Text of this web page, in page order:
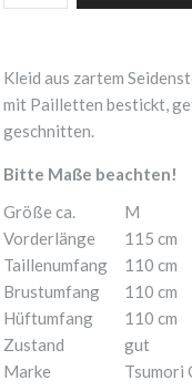
Kleid aus zartem
mit Pailletten bestickt,
geschnitten.
Bitte Maße beachten!
Größe ca.
Vorderlänge
Taillenumfang
Brustumfang
Hüftumfang
Zustand
Marke
M
115 cm
110 cm
110 cm
110 cm
gut
Tsumori